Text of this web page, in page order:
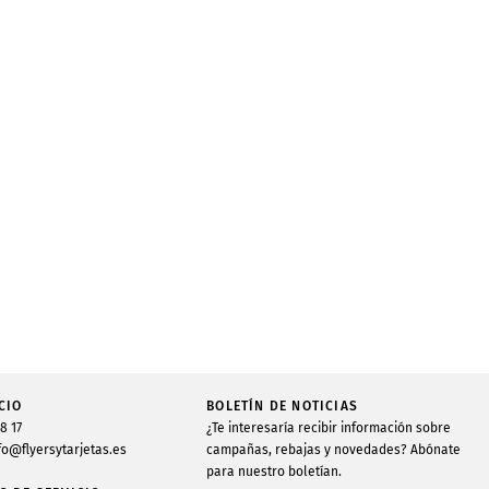
17
BOLETÍN DE NOTICIAS
¿Te interesaría recibir información sobre
campañas, rebajas y novedades? Abónate
para nuestro boletían.